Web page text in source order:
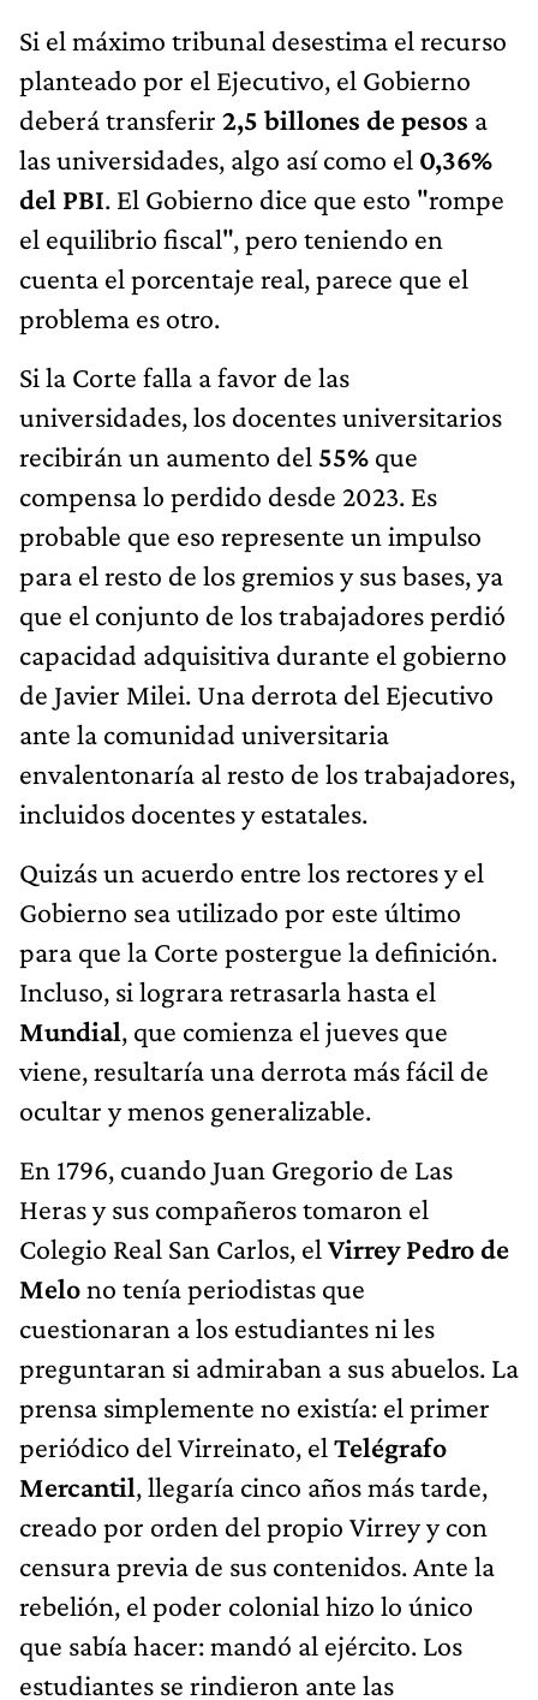
Si el máximo tribunal desestima el recurso
planteado por el Ejecutivo, el Gobierno
deberá transferir 2,5 billones de pesos a
las universidades, algo así como el 0,36%
del PBI. El Gobierno dice que esto "rompe
el equilibrio fiscal", pero teniendo en
cuenta el porcentaje real, parece que el
problema es otro.
Si la Corte falla a favor de las
universidades, los docentes universitarios
recibirán un aumento del 55% que
compensa lo perdido desde 2023. Es
probable que eso represente un impulso
para el resto de los gremios y sus bases, ya
que el conjunto de los trabajadores perdió
capacidad adquisitiva durante el gobierno
de Javier Milei. Una derrota del Ejecutivo
ante la comunidad universitaria
envalentonaría al resto de los trabajadores,
incluidos docentes y estatales.
Quizás un acuerdo entre los rectores y el
Gobierno sea utilizado por este último
para que la Corte postergue la definición.
Incluso, si lograra retrasarla hasta el
Mundial, que comienza el jueves que
viene, resultaría una derrota más fácil de
ocultar y menos generalizable.
En 1796, cuando Juan Gregorio de Las
Heras y sus compañeros tomaron el
Colegio Real San Carlos, el Virrey Pedro de
Melono tenía periodistas que
cuestionaran a los estudiantes ni les
preguntaran si admiraban a sus abuelos. La
prensa simplemente no existía: el primer
periódico del Virreinato, el Telégrafo
Mercantil, llegaría cinco años más tarde,
creado por orden del propio Virrey y con
censura previa de sus contenidos. Ante la
rebelión, el poder colonial hizo lo único
que sabía hacer: mandó al ejército. Los
estudiantes se rindieron ante las